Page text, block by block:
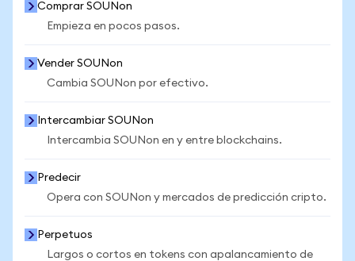
Comprar SOUNon
Empieza en pocos pasos.
Vender SOUNon
Cambia SOUNon por efectivo.
Intercambiar SOUNon
Intercambia SOUNon en y entre blockchains.
Predecir
Opera con SOUNon y mercados de predicción cripto.
Perpetuos
Largos o cortos en tokens con apalancamiento de